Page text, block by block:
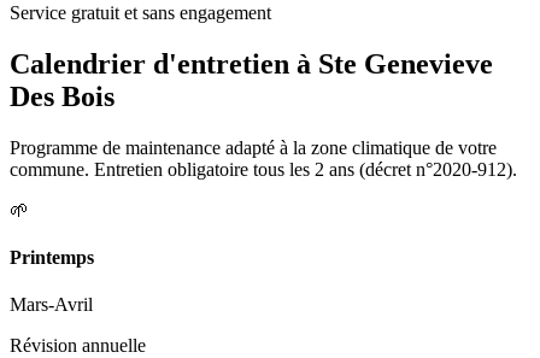
Service gratuit et sans engagement
Calendrier d'entretien à Ste Genevieve
Des Bois
Programme de maintenance adapté à la zone climatique de votre
commune. Entretien obligatoire tous les 2 ans (décret n°2020-912).
🌱
Printemps
Mars-Avril
Révision annuelle